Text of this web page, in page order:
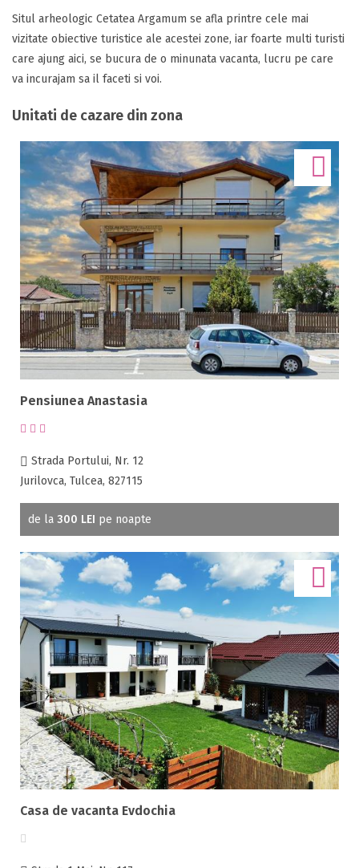
Situl arheologic Cetatea Argamum se afla printre cele mai
vizitate obiective turistice ale acestei zone, iar foarte multi turisti
care ajung aici, se bucura de o minunata vacanta, lucru pe care
va incurajam sa il faceti si voi.
Unitati de cazare din zona
Pensiunea Anastasia
Strada Portului, Nr. 12
Jurilovca, Tulcea, 827115
de la 300 LEI pe noapte
Casa de vacanta Evdochia